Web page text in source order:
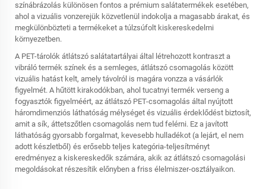
színábrázolás különösen fontos a prémium salátatermékek esetében,
ahol a vizuális vonzerejük közvetlenül indokolja a magasabb árakat, és
megkülönbözteti a termékeket a túlzsúfolt kiskereskedelmi
környezetben.
A PET-tárolók átlátszó salátatartályai által létrehozott kontraszt a
vibráló termék színek és a semleges, átlátszó csomagolás között
vizuális hatást kelt, amely távolról is magára vonzza a vásárlók
figyelmét. A hűtött kirakodókban, ahol tucatnyi termék verseng a
fogyasztók figyelméért, az átlátszó PET-csomagolás által nyújtott
háromdimenziós láthatóság mélységet és vizuális érdeklődést biztosít,
amit a sík, áttetszőtlen csomagolás nem tud felérni. Ez a javított
láthatóság gyorsabb forgalmat, kevesebb hulladékot (a lejárt, el nem
adott készletből) és erősebb teljes kategória-teljesítményt
eredményez a kiskereskedők számára, akik az átlátszó csomagolási
megoldásokat részesítik előnyben a friss élelmiszer-osztályaikon.